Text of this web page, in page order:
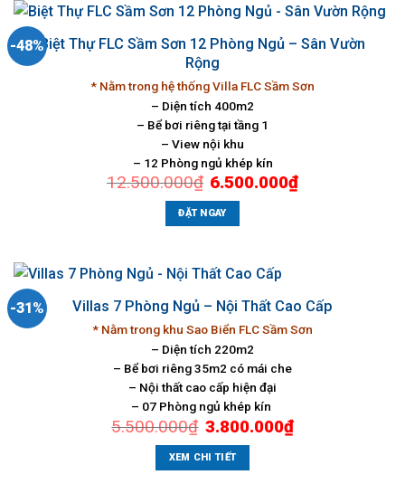
-48%Biệt Thự FLC Sầm Sơn 12 Phòng Ngủ – Sân Vườn
Rộng
* Nằm trong hệ thống Villa FLC Sầm Sơn
– Diện tích 400m2
– Bể bơi riêng tại tầng 1
– View nội khu
– 12 Phòng ngủ khép kín
12.500.000₫ Giá
gốc
là:
12.500.000₫.
6.500.000₫Giá
ĐẶT NGAY
-31% Villas 7 Phòng Ngủ – Nội Thất Cao Cấp
* Nằm trong khu Sao Biển FLC Sầm Sơn
– Diện tích 220m2
– Bể bơi riêng 35m2 có mái che
– Nội thất cao cấp hiện đại
– 07 Phòng ngủ khép kín
5.500.000₫ Giá
gốc
là:
5.500.000₫.
3.800.000₫Giá
hiện
XEM CHI TIẾT